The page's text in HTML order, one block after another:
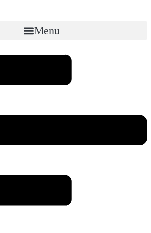
Menu